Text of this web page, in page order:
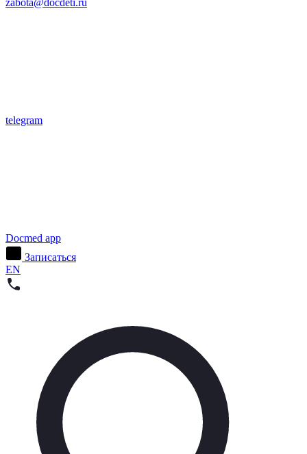
zabota@docdeti.ru
telegram
Docmed app
Записаться
EN